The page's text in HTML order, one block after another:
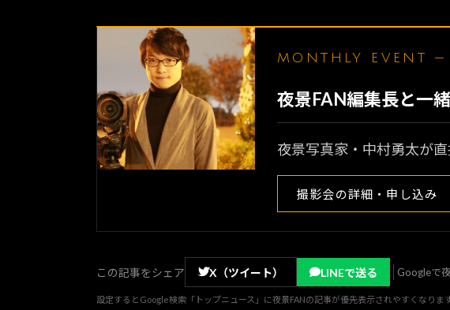
MONTHLY EVENT —
夜景FAN編集長と一
夜景写真家・中村勇太が
撮影会の詳細・申し込み
この記事をシェア X（ツイート） LINEで送る Googleで
設定するとGoogle検索「トップニュース」に夜景FANの記事が優先表示されやすくなります